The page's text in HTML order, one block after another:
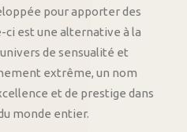
pour apporter des
ci est une alternative à la
de sensualité et
extrême, un nom
et de prestige dans
monde entier.